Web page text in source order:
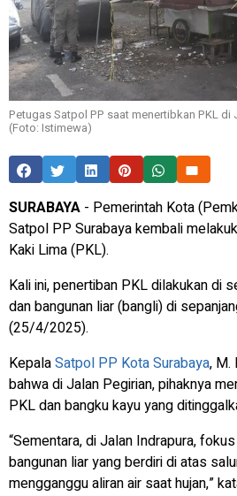
Petugas Satpol PP saat menertibkan PKL di
(Foto: Istimewa)
SURABAYA - Pemerintah Kota
Satpol PP Surabaya kembali
Kaki Lima (PKL).
Kali ini, penertiban PKL dilakukan di
dan bangunan liar (bangli) di
(25/4/2025).
KepalaSatpol PP Kota Surabaya, M.
bahwa di Jalan Pegirian, pihaknya
PKL dan bangku kayu yang
“Sementara, di Jalan Indrapura,
bangunan liar yang berdiri di atas
mengganggu aliran air saat hujan,”